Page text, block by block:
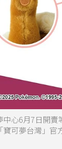
中心6月7日開
寶可夢台灣」官